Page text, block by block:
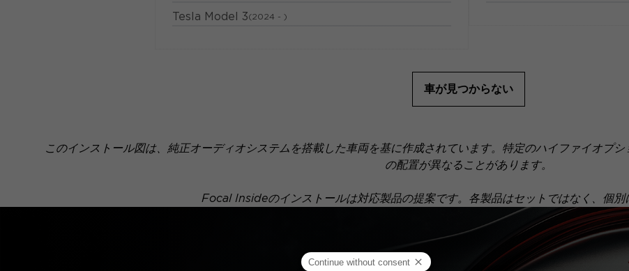
Tesla Model 3(2024 - )
車が見つからない
このインストール図は、純正オーディオシステムを搭載した車両を基に作成されています。特定のハイファイオプ
の配置が異なることがあります。
Focal Insideのインストールは対応製品の提案です。各製品はセットではなく、個別